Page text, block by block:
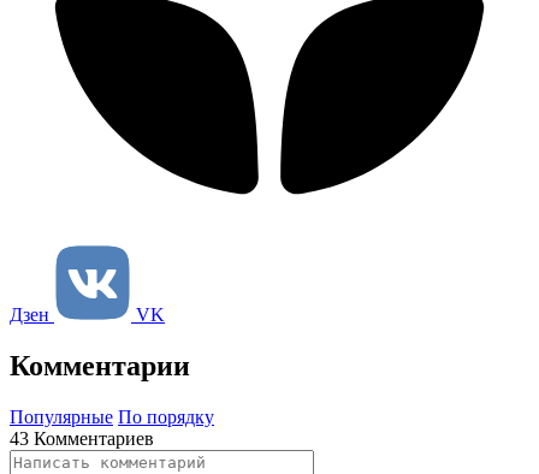
Дзен VK
Комментарии
Популярные По порядку
43 Комментариев